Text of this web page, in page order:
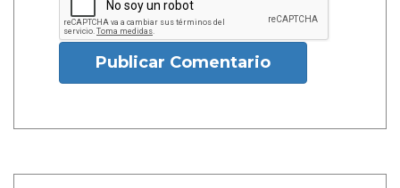
Publicar Comentario